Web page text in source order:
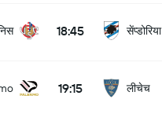
18:45 सेंप्डोरिया
19:15 लीचेच